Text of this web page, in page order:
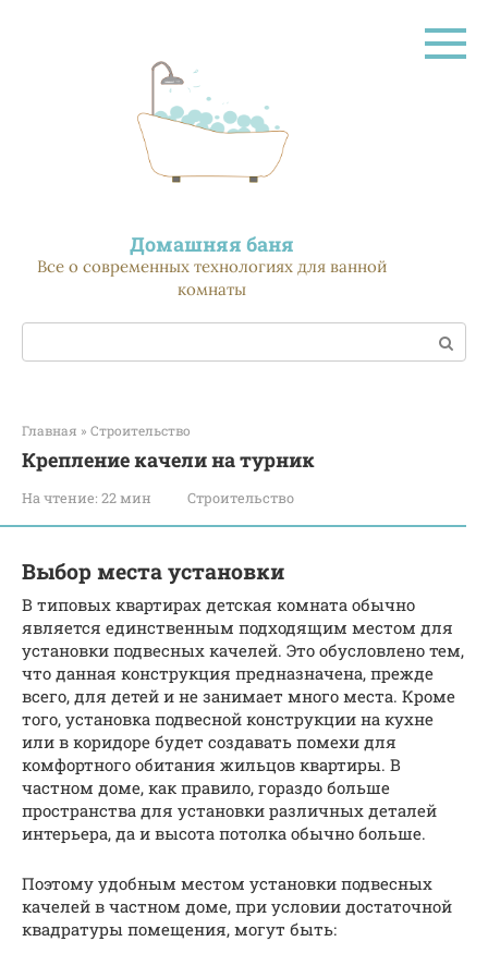
Домашняя баня
Все о современных технологиях для ванной
комнаты
Поиск:
Главная » Строительство
Крепление качели на турник
На чтение: 22 мин Строительство
Выбор места установки
В типовых квартирах детская комната обычно
является единственным подходящим местом для
установки подвесных качелей. Это обусловлено тем,
что данная конструкция предназначена, прежде
всего, для детей и не занимает много места. Кроме
того, установка подвесной конструкции на кухне
или в коридоре будет создавать помехи для
комфортного обитания жильцов квартиры. В
частном доме, как правило, гораздо больше
пространства для установки различных деталей
интерьера, да и высота потолка обычно больше.
Поэтому удобным местом установки подвесных
качелей в частном доме, при условии достаточной
квадратуры помещения, могут быть: